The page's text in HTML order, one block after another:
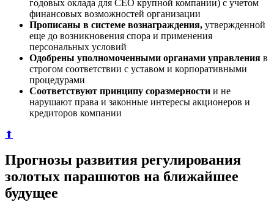
годовых оклада для СЕО крупной компании) с учетом
финансовых возможностей организации
Прописаны в системе вознаграждения, утвержденной
еще до возникновения спора и применения
персональных условий
Одобрены уполномоченными органами управления в
строгом соответствии с уставом и корпоративными
процедурами
Соответствуют принципу соразмерности и не
нарушают права и законные интересы акционеров и
кредиторов компании
⬆
Прогнозы развития регулирования
золотых парашютов на ближайшее
будущее